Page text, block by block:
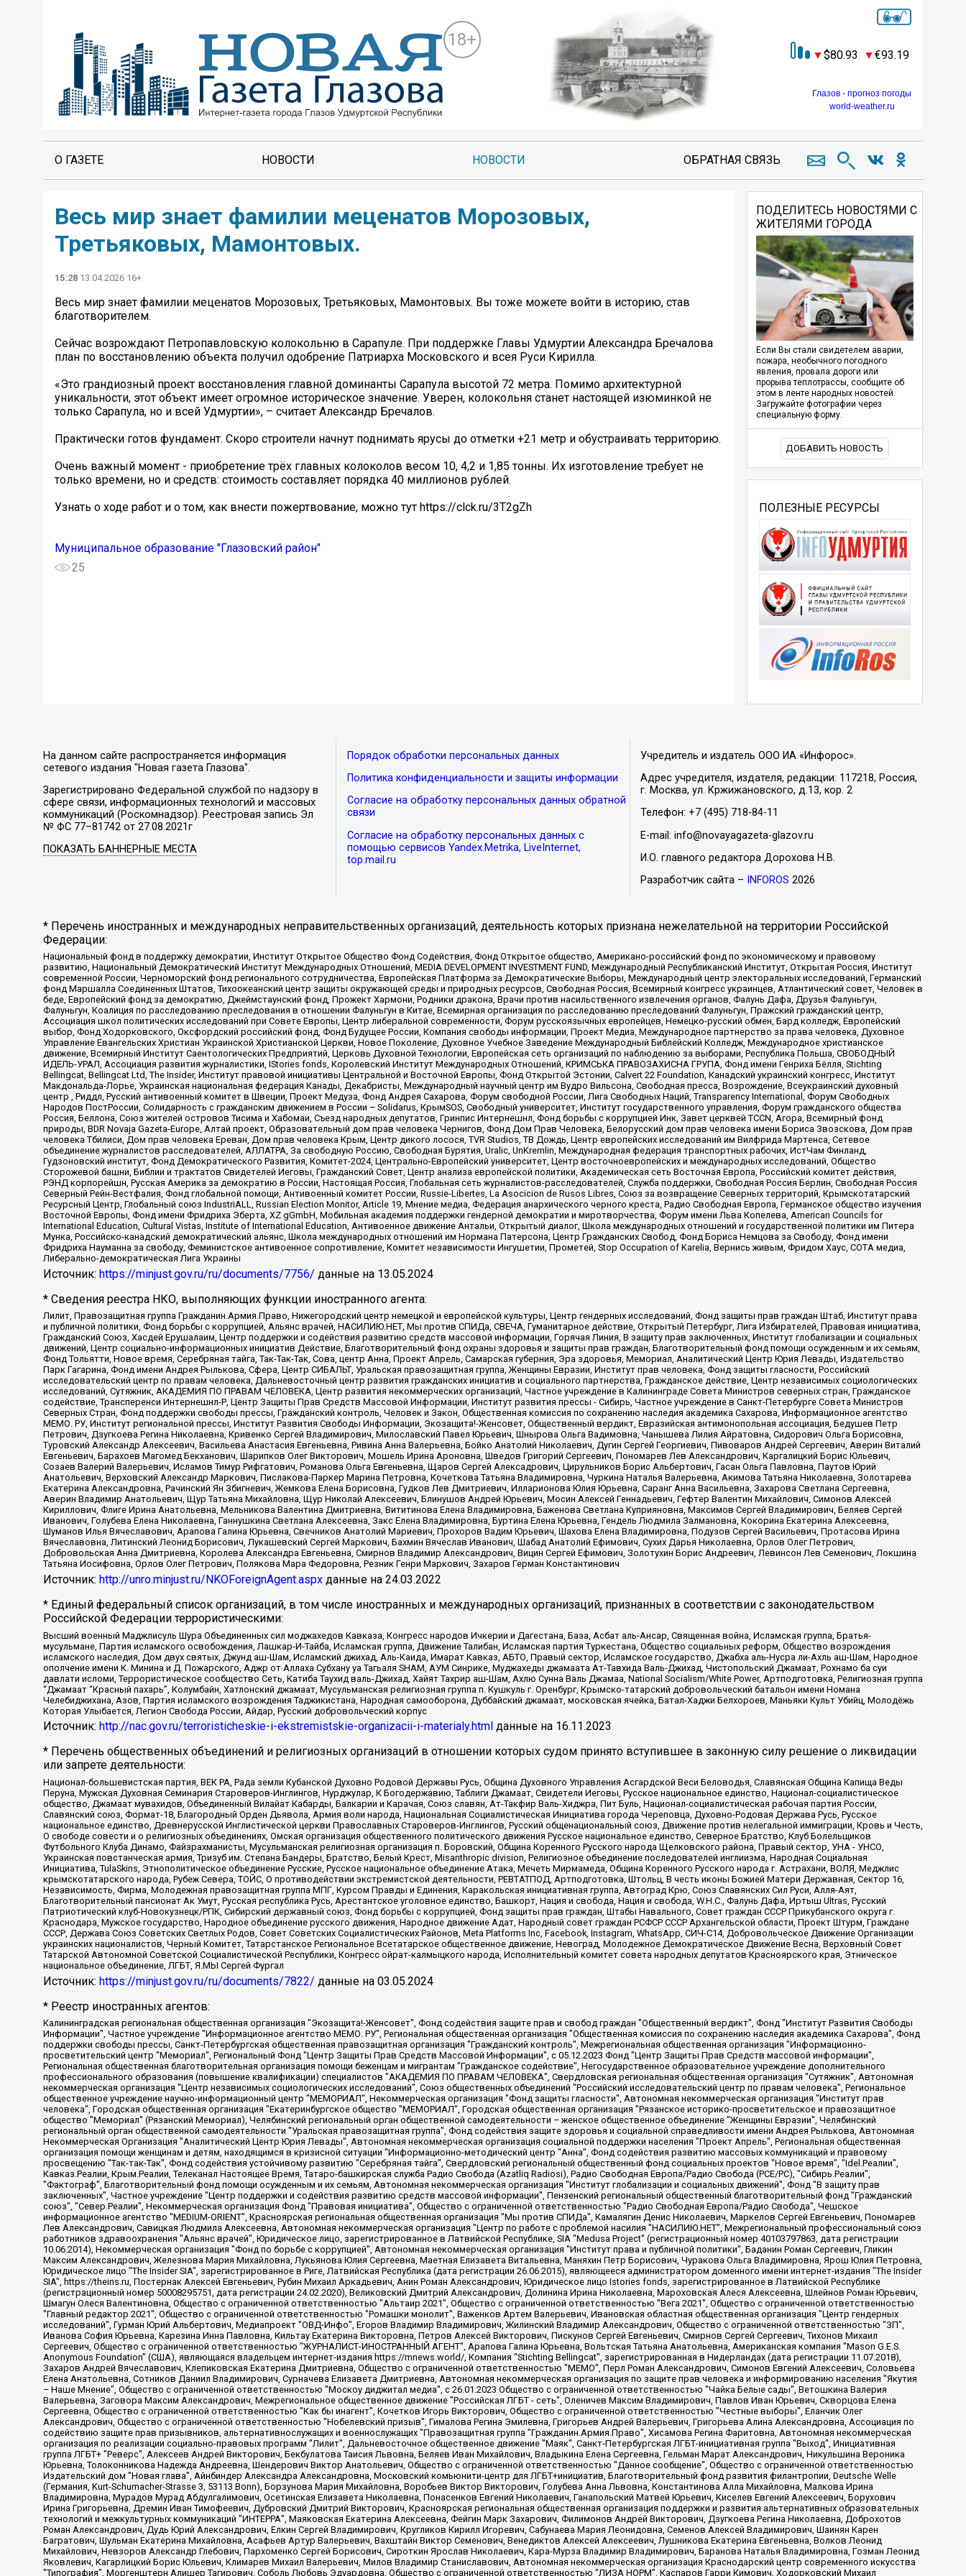
18+
80.93 93.19
Глазов - прогноз погоды
world-weather.ru
О ГАЗЕТЕ НОВОСТИ НОВОСТИ ОБРАТНАЯ СВЯЗЬ
Весь мир знает фамилии меценатов Морозовых,
Третьяковых, Мамонтовых.
15:28 13.04.2026 16+
Весь мир знает фамилии меценатов Морозовых, Третьяковых, Мамонтовых. Вы тоже можете войти в историю, став
благотворителем.
Сейчас возрождают Петропавловскую колокольню в Сарапуле. При поддержке Главы Удмуртии Александра Бречалова
план по восстановлению объекта получил одобрение Патриарха Московского и всея Руси Кирилла.
«Это грандиозный проект восстановления главной доминанты Сарапула высотой 72 метра. Помимо архитектурной
уникальности, этот объект имеет огромное историческое значение. Уверен, колокольня станет настоящей изюминкой не
только Сарапула, но и всей Удмуртии», – считает Александр Бречалов.
Практически готов фундамент. Скоро строители начнут поднимать ярусы до отметки +21 метр и обустраивать территорию.
Очень важный момент - приобретение трёх главных колоколов весом 10, 4,2 и 1,85 тонны. Их изготовление требует не
только времени, но и средств: стоимость составляет порядка 40 миллионов рублей.
Узнать о ходе работ и о том, как внести пожертвование, можно тут https://clck.ru/3T2gZh
Муниципальное образование "Глазовский район"
25
ПОДЕЛИТЕСЬ НОВОСТЯМИ С
ЖИТЕЛЯМИ ГОРОДА
Если Вы стали свидетелем аварии,
пожара, необычного погодного
явления, провала дороги или
прорыва теплотрассы, сообщите об
этом в ленте народных новостей.
Загружайте фотографии через
специальную форму.
ДОБАВИТЬ НОВОСТЬ
ПОЛЕЗНЫЕ РЕСУРСЫ
На данном сайте распространяется информация
сетевого издания "Новая газета Глазова".
Зарегистрировано Федеральной службой по надзору в
сфере связи, информационных технологий и массовых
коммуникаций (Роскомнадзор). Реестровая запись Эл
№ ФС 77–81742 от 27.08.2021г
ПОКАЗАТЬ БАННЕРНЫЕ МЕСТА
Порядок обработки персональных данных
Политика конфиденциальности и защиты информации
Согласие на обработку персональных данных обратной
связи
Согласие на обработку персональных данных с
помощью сервисов Yandex.Metrika, LiveInternet,
top.mail.ru
Учредитель и издатель ООО ИА «Инфорос».
Адрес учредителя, издателя, редакции: 117218, Россия,
г. Москва, ул. Кржижановского, д.13, кор. 2
Телефон: +7 (495) 718-84-11
E-mail: info@novayagazeta-glazov.ru
И.О. главного редактора Дорохова Н.В.
Разработчик сайта – INFOROS 2026
* Перечень иностранных и международных неправительственных организаций, деятельность которых признана нежелательной на территории Российской
Федерации:
Национальный фонд в поддержку демократии, Институт Открытое Общество Фонд Содействия, Фонд Открытое общество, Американо-российский фонд по экономическому и правовому
развитию, Национальный Демократический Институт Международных Отношений, MEDIA DEVELOPMENT INVESTMENT FUND, Международный Республиканский Институт, Открытая Россия, Институт
современной России, Черноморский фонд регионального сотрудничества, Европейская Платформа за Демократические Выборы, Международный центр электоральных исследований, Германский
фонд Маршалла Соединенных Штатов, Тихоокеанский центр защиты окружающей среды и природных ресурсов, Свободная Россия, Всемирный конгресс украинцев, Атлантический совет, Человек в
беде, Европейский фонд за демократию, Джеймстаунский фонд, Прожект Хармони, Родники дракона, Врачи против насильственного извлечения органов, Фалунь Дафа, Друзья Фалуньгун,
Фалуньгун, Коалиция по расследованию преследования в отношении Фалуньгун в Китае, Всемирная организация по расследованию преследований Фалуньгун, Пражский гражданский центр,
Ассоциация школ политических исследований при Совете Европы, Центр либеральной современности, Форум русскоязычных европейцев, Немецко-русский обмен, Бард колледж, Европейский
выбор, Фонд Ходорковского, Оксфордский российский фонд, Фонд Будущее России, Компания свободы информации, Проект Медиа, Международное партнерство за права человека, Духовное
Управление Евангельских Христиан Украинской Христианской Церкви, Новое Поколение, Духовное Учебное Заведение Международный Библейский Колледж, Международное христианское
движение, Всемирный Институт Саентологических Предприятий, Церковь Духовной Технологии, Европейская сеть организаций по наблюдению за выборами, Республика Польша, СВОБОДНЫЙ
ИДЕЛЬ-УРАЛ, Ассоциация развития журналистики, IStories fonds, Королевский Институт Международных Отношений, КРИМСЬКА ПРАВОЗАХИСНА ГРУПА, Фонд имени Генриха Бёлля, Stichting
Bellingcat, Bellingcat Ltd, The Insider, Институт правовой инициативы Центральной и Восточной Европы, Фонд Открытой Эстонии, Calvert 22 Foundation, Канадский украинский конгресс, Институт
Макдональда-Лорье, Украинская национальная федерация Канады, Декабристы, Международный научный центр им Вудро Вильсона, Свободная пресса, Возрождение, Всеукраинский духовный
центр , Риддл, Русский антивоенный комитет в Швеции, Проект Медуза, Фонд Андрея Сахарова, Форум свободной России, Лига Свободных Наций, Transparеncy International, Форум Свободных
Народов ПостРоссии, Солидарность с гражданским движением в России – Solidarus, КрымSOS, Свободный университет, Институт государственного управления, Форум гражданского общества
Россия, Беллона, Союз жителей островов Тисима и Хабомаи, Съезд народных депутатов, Гринпис Интернешнл, Фонд борьбы с коррупцией Инк, Завет церквей TCCN, Агора, Всемирный фонд
природы, BDR Novaja Gazeta-Europe, Алтай проект, Образовательный дом прав человека Чернигов, Фонд Дом Прав Человека, Белорусский дом прав человека имени Бориса Звозскова, Дом прав
человека Тбилиси, Дом прав человека Ереван, Дом прав человека Крым, Центр дикого лосося, TVR Studios, ТВ Дождь, Центр европейских исследований им Вилфрида Мартенса, Сетевое
объединение журналистов расследователей, АЛЛАТРА, За свободную Россию, Свободная Бурятия, Uralic, UnKremlin, Международная федерация транспортных рабочих, ИстЧам Финланд,
Гудзоновский институт, Фонд Демократического Развития, Комитет-2024, Центрально-Европейский университет, Центр восточноевропейских и международных исследований, Общество
Сторожевой башни, Библии и трактатов Свидетелей Иеговы, Гражданский Совет, Центр анализа европейской политики, Академическая сеть Восточная Европа, Российский комитет действия,
РЭНД корпорейшн, Русская Америка за демократию в России, Настоящая Россия, Глобальная сеть журналистов-расследователей, Служба поддержки, Свободная Россия Берлин, Свободная Россия
Северный Рейн-Вестфалия, Фонд глобальной помощи, Антивоенный комитет России, Russie-Libertes, La Asocicion de Rusos Libres, Союз за возвращение Северных территорий, Крымскотатарский
Ресурсный Центр, Глобальный союз IndustriALL, Russian Election Monitor, Article 19, Мнение медиа, Федерация анархического черного креста, Радио Свободная Европа, Германское общество изучения
Восточной Европы, Фонд имени Фридриха Эберта, XZ gGmbH, Мобильная академия поддержки гендерной демократии и миротворчества, Форум имени Льва Копелева, American Councils for
International Education, Cultural Vistas, Institute of International Education, Антивоенное движение Антальи, Открытый диалог, Школа международных отношений и государственной политики им Питера
Мунка, Российско-канадский демократический альянс, Школа международных отношений им Нормана Патерсона, Центр Гражданских Свобод, Фонд Бориса Немцова за Свободу, Фонд имени
Фридриха Науманна за свободу, Феминистское антивоенное сопротивление, Комитет независимости Ингушетии, Прометей, Stop Occupation of Karelia, Вернись живым, Фридом Хаус, СОТА медиа,
Либерально-демократическая Лига Украины
Источник: https://minjust.gov.ru/ru/documents/7756/ данные на 13.05.2024
* Сведения реестра НКО, выполняющих функции иностранного агента:
Лилит, Правозащитная группа Гражданин.Армия.Право, Нижегородский центр немецкой и европейской культуры, Центр гендерных исследований, Фонд защиты прав граждан Штаб, Институт права
и публичной политики, Фонд борьбы с коррупцией, Альянс врачей, НАСИЛИЮ.НЕТ, Мы против СПИДа, СВЕЧА, Гуманитарное действие, Открытый Петербург, Лига Избирателей, Правовая инициатива,
Гражданский Союз, Хасдей Ерушалаим, Центр поддержки и содействия развитию средств массовой информации, Горячая Линия, В защиту прав заключенных, Институт глобализации и социальных
движений, Центр социально-информационных инициатив Действие, Благотворительный фонд охраны здоровья и защиты прав граждан, Благотворительный фонд помощи осужденным и их семьям,
Фонд Тольятти, Новое время, Серебряная тайга, Так-Так-Так, Сова, центр Анна, Проект Апрель, Самарская губерния, Эра здоровья, Мемориал, Аналитический Центр Юрия Левады, Издательство
Парк Гагарина, Фонд имени Андрея Рылькова, Сфера, Центр СИБАЛЬТ, Уральская правозащитная группа, Женщины Евразии, Институт прав человека, Фонд защиты гласности, Российский
исследовательский центр по правам человека, Дальневосточный центр развития гражданских инициатив и социального партнерства, Гражданское действие, Центр независимых социологических
исследований, Сутяжник, АКАДЕМИЯ ПО ПРАВАМ ЧЕЛОВЕКА, Центр развития некоммерческих организаций, Частное учреждение в Калининграде Совета Министров северных стран, Гражданское
содействие, Трансперенси Интернешнл-Р, Центр Защиты Прав Средств Массовой Информации, Институт развития прессы - Сибирь, Частное учреждение в Санкт-Петербурге Совета Министров
Северных Стран, Фонд поддержки свободы прессы, Гражданский контроль, Человек и Закон, Общественная комиссия по сохранению наследия академика Сахарова, Информационное агентство
МЕМО. РУ, Институт региональной прессы, Институт Развития Свободы Информации, Экозащита!-Женсовет, Общественный вердикт, Евразийская антимонопольная ассоциация, Бедушев Петр
Петрович, Дзугкоева Регина Николаевна, Кривенко Сергей Владимирович, Милославский Павел Юрьевич, Шнырова Ольга Вадимовна, Чанышева Лилия Айратовна, Сидорович Ольга Борисовна,
Туровский Александр Алексеевич, Васильева Анастасия Евгеньевна, Ривина Анна Валерьевна, Бойко Анатолий Николаевич, Дугин Сергей Георгиевич, Пивоваров Андрей Сергеевич, Аверин Виталий
Евгеньевич, Барахоев Магомед Бекханович, Шарипков Олег Викторович, Мошель Ирина Ароновна, Шведов Григорий Сергеевич, Пономарев Лев Александрович, Каргалицкий Борис Юльевич,
Созаев Валерий Валерьевич, Исламов Тимур Рифгатович, Романова Ольга Евгеньевна, Щаров Сергей Алексадрович, Цирульников Борис Альбертович, Гасан Ольга Павловна, Паутов Юрий
Анатольевич, Верховский Александр Маркович, Пислакова-Паркер Марина Петровна, Кочеткова Татьяна Владимировна, Чуркина Наталья Валерьевна, Акимова Татьяна Николаевна, Золотарева
Екатерина Александровна, Рачинский Ян Збигневич, Жемкова Елена Борисовна, Гудков Лев Дмитриевич, Илларионова Юлия Юрьевна, Саранг Анна Васильевна, Захарова Светлана Сергеевна,
Аверин Владимир Анатольевич, Щур Татьяна Михайловна, Щур Николай Алексеевич, Блинушов Андрей Юрьевич, Мосин Алексей Геннадьевич, Гефтер Валентин Михайлович, Симонов Алексей
Кириллович, Флиге Ирина Анатольевна, Мельникова Валентина Дмитриевна, Вититинова Елена Владимировна, Баженова Светлана Куприяновна, Максимов Сергей Владимирович, Беляев Сергей
Иванович, Голубева Елена Николаевна, Ганнушкина Светлана Алексеевна, Закс Елена Владимировна, Буртина Елена Юрьевна, Гендель Людмила Залмановна, Кокорина Екатерина Алексеевна,
Шуманов Илья Вячеславович, Арапова Галина Юрьевна, Свечников Анатолий Мариевич, Прохоров Вадим Юрьевич, Шахова Елена Владимировна, Подузов Сергей Васильевич, Протасова Ирина
Вячеславовна, Литинский Леонид Борисович, Лукашевский Сергей Маркович, Бахмин Вячеслав Иванович, Шабад Анатолий Ефимович, Сухих Дарья Николаевна, Орлов Олег Петрович,
Добровольская Анна Дмитриевна, Королева Александра Евгеньевна, Смирнов Владимир Александрович, Вицин Сергей Ефимович, Золотухин Борис Андреевич, Левинсон Лев Семенович, Локшина
Татьяна Иосифовна, Орлов Олег Петрович, Полякова Мара Федоровна, Резник Генри Маркович, Захаров Герман Константинович
Источник: http://unro.minjust.ru/NKOForeignAgent.aspx данные на 24.03.2022
* Единый федеральный список организаций, в том числе иностранных и международных организаций, признанных в соответствии с законодательством
Российской Федерации террористическими:
Высший военный Маджлисуль Шура Объединенных сил моджахедов Кавказа, Конгресс народов Ичкерии и Дагестана, База, Асбат аль-Ансар, Священная война, Исламская группа, Братья-
мусульмане, Партия исламского освобождения, Лашкар-И-Тайба, Исламская группа, Движение Талибан, Исламская партия Туркестана, Общество социальных реформ, Общество возрождения
исламского наследия, Дом двух святых, Джунд аш-Шам, Исламский джихад, Аль-Каида, Имарат Кавказ, АБТО, Правый сектор, Исламское государство, Джабха аль-Нусра ли-Ахль аш-Шам, Народное
ополчение имени К. Минина и Д. Пожарского, Аджр от Аллаха Субхану уа Тагьаля SHAM, АУМ Синрике, Муджахеды джамаата Ат-Тавхида Валь-Джихад, Чистопольский Джамаат, Рохнамо ба суи
давлати исломи, Террористическое сообщество Сеть, Катиба Таухид валь-Джихад, Хайят Тахрир аш-Шам, Ахлю Сунна Валь Джамаа, National Socialism/White Power, Артподготовка, Религиозная группа
“Джамаат “Красный пахарь”, Колумбайн, Хатлонский джамаат, Мусульманская религиозная группа п. Кушкуль г. Оренбург, Крымско-татарский добровольческий батальон имени Номана
Челебиджихана, Азов, Партия исламского возрождения Таджикистана, Народная самооборона, Дуббайский джамаат, московская ячейка, Батал-Хаджи Белхороев, Маньяки Культ Убийц, Молодёжь
Которая Улыбается, Легион Свобода России, Айдар, Русский добровольческий корпус
Источник: http://nac.gov.ru/terroristicheskie-i-ekstremistskie-organizacii-i-materialy.html данные на 16.11.2023
* Перечень общественных объединений и религиозных организаций в отношении которых судом принято вступившее в законную силу решение о ликвидации
или запрете деятельности:
Национал-большевистская партия, ВЕК РА, Рада земли Кубанской Духовно Родовой Державы Русь, Община Духовного Управления Асгардской Веси Беловодья, Славянская Община Капища Веды
Перуна, Мужская Духовная Семинария Староверов-Инглингов, Нурджулар, К Богодержавию, Таблиги Джамаат, Свидетели Иеговы, Русское национальное единство, Национал-социалистическое
общество, Джамаат мувахидов, Объединенный Вилайат Кабарды, Балкарии и Карачая, Союз славян, Ат-Такфир Валь-Хиджра, Пит Буль, Национал-социалистическая рабочая партия России,
Славянский союз, Формат-18, Благородный Орден Дьявола, Армия воли народа, Национальная Социалистическая Инициатива города Череповца, Духовно-Родовая Держава Русь, Русское
национальное единство, Древнерусской Инглистической церкви Православных Староверов-Инглингов, Русский общенациональный союз, Движение против нелегальной иммиграции, Кровь и Честь,
О свободе совести и о религиозных объединениях, Омская организация общественного политического движения Русское национальное единство, Северное Братство, Клуб Болельщиков
Футбольного Клуба Динамо, Файзрахманисты, Мусульманская религиозная организация п. Боровский, Община Коренного Русского народа Щелковского района, Правый сектор, УНА - УНСО,
Украинская повстанческая армия, Тризуб им. Степана Бандеры, Братство, Белый Крест, Misanthropic division, Религиозное объединение последователей инглиизма, Народная Социальная
Инициатива, TulaSkins, Этнополитическое объединение Русские, Русское национальное объединение Атака, Мечеть Мирмамеда, Община Коренного Русского народа г. Астрахани, ВОЛЯ, Меджлис
крымскотатарского народа, Рубеж Севера, ТОЙС, О противодействии экстремистской деятельности, РЕВТАТПОД, Артподготовка, Штольц, В честь иконы Божией Матери Державная, Сектор 16,
Независимость, Фирма, Молодежная правозащитная группа МПГ, Курсом Правды и Единения, Каракольская инициативная группа, Автоград Крю, Союз Славянских Сил Руси, Алля-Аят,
Благотворительный пансионат Ак Умут, Русская республика Русь, Арестантское уголовное единство, Башкорт, Нация и свобода, Нация и свобода, W.H.С., Фалунь Дафа, Иртыш Ultras, Русский
Патриотический клуб-Новокузнецк/РПК, Сибирский державный союз, Фонд борьбы с коррупцией, Фонд защиты прав граждан, Штабы Навального, Совет граждан СССР Прикубанского округа г.
Краснодара, Мужское государство, Народное объединение русского движения, Народное движение Адат, Народный совет граждан РСФСР СССР Архангельской области, Проект Штурм, Граждане
СССР, Держава Союз Советских Светлых Родов, Совет Советских Социалистических Районов, Meta Platforms Inc, Facebook, Instagram, WhatsApp, СИЧ-С14, Добровольческое Движение Организации
украинских националистов, Черный Комитет, Татарстанское Региональное Всетатарское общественное движение, Невоград, Молодежное Демократическое Движение Весна, Верховный Совет
Татарской Автономной Советской Социалистической Республики, Конгресс ойрат-калмыцкого народа, Исполнительный комитет совета народных депутатов Красноярского края, Этническое
национальное объединение, ЛГБТ, Я.МЫ Сергей Фургал
Источник: https://minjust.gov.ru/ru/documents/7822/ данные на 03.05.2024
* Реестр иностранных агентов:
Калининградская региональная общественная организация "Экозащита!-Женсовет", Фонд содействия защите прав и свобод граждан "Общественный вердикт", Фонд "Институт Развития Свободы Информации", Частное учреждение "Информационное агентство МЕМО. РУ", Региональная общественная организация "Общественная комиссия по сохранению наследия академика Сахарова", Фонд поддержки свободы прессы, Санкт-Петербургская общественная правозащитная организация "Гражданский контроль", Межрегиональная общественная организация "Информационно-просветительский центр "Мемориал", Региональный Фонд "Центр Защиты Прав Средств Массовой Информации", с 05.12.2023 Фонд "Центр Защиты Прав Средств массовой информации", Региональная общественная благотворительная организация помощи беженцам и мигрантам "Гражданское содействие", Негосударственное образовательное учреждение дополнительного профессионального образования (повышение квалификации) специалистов "АКАДЕМИЯ ПО ПРАВАМ ЧЕЛОВЕКА", Свердловская региональная общественная организация "Сутяжник", Автономная некоммерческая организация "Центр независимых социологических исследований", Союз общественных объединений "Российский исследовательский центр по правам человека", Региональное общественное учреждение научно-информационный центр "МЕМОРИАЛ", Некоммерческая организация "Фонд защиты гласности", Автономная некоммерческая организация "Институт прав человека", Городская общественная организация "Екатеринбургское общество "МЕМОРИАЛ", Городская общественная организация "Рязанское историко-просветительское и правозащитное общество "Мемориал" (Рязанский Мемориал), Челябинский региональный орган общественной самодеятельности – женское общественное объединение "Женщины Евразии", Челябинский региональный орган общественной самодеятельности "Уральская правозащитная группа", Фонд содействия защите здоровья и социальной справедливости имени Андрея Рылькова, Автономная Некоммерческая Организация "Аналитический Центр Юрия Левады", Автономная некоммерческая организация социальной поддержки населения "Проект Апрель", Региональная общественная организация помощи женщинам и детям, находящимся в кризисной ситуации "Информационно-методический центр "Анна", Фонд содействия развитию массовых коммуникаций и правовому просвещению "Так-так-Так", Фонд содействия устойчивому развитию "Серебряная тайга", Свердловский региональный общественный фонд социальных проектов "Новое время", "Idel.Реалии", Кавказ.Реалии, Крым.Реалии, Телеканал Настоящее Время, Татаро-башкирская служба Радио Свобода (Azatliq Radiosi), Радио Свободная Европа/Радио Свобода (PCE/PC), "Сибирь.Реалии", "Фактограф", Благотворительный фонд помощи осужденным и их семьям, Автономная некоммерческая организация "Институт глобализации и социальных движений", Фонд "В защиту прав заключенных", Частное учреждение "Центр поддержки и содействия развитию средств массовой информации", Пензенский региональный общественный благотворительный фонд "Гражданский союз", "Север.Реалии", Некоммерческая организация Фонд "Правовая инициатива", Общество с ограниченной ответственностью "Радио Свободная Европа/Радио Свобода", Чешское информационное агентство "MEDIUM-ORIENT", Красноярская региональная общественная организация "Мы против СПИДа", Камалягин Денис Николаевич, Маркелов Сергей Евгеньевич, Пономарев Лев Александрович, Савицкая Людмила Алексеевна, Автономная некоммерческая организация "Центр по работе с проблемой насилия "НАСИЛИЮ.НЕТ", Межрегиональный профессиональный союз работников здравоохранения "Альянс врачей", Юридическое лицо, зарегистрированное в Латвийской Республике, SIA "Medusa Project" (регистрационный номер 40103797863, дата регистрации 10.06.2014), Некоммерческая организация "Фонд по борьбе с коррупцией", Автономная некоммерческая организация "Институт права и публичной политики", Баданин Роман Сергеевич, Гликин Максим Александрович, Железнова Мария Михайловна, Лукьянова Юлия Сергеевна, Маетная Елизавета Витальевна, Маняхин Петр Борисович, Чуракова Ольга Владимировна, Ярош Юлия Петровна, Юридическое лицо "The Insider SIA", зарегистрированное в Риге, Латвийская Республика (дата регистрации 26.06.2015), являющееся администратором доменного имени интернет-издания "The Insider SIA", https://theins.ru, Постернак Алексей Евгеньевич, Рубин Михаил Аркадьевич, Анин Роман Александрович, Юридическое лицо Istories fonds, зарегистрированное в Латвийской Республике (регистрационный номер 50008295751, дата регистрации 24.02.2020), Великовский Дмитрий Александрович, Долинина Ирина Николаевна, Мароховская Алеся Алексеевна, Шлейнов Роман Юрьевич, Шмагун Олеся Валентиновна, Общество с ограниченной ответственностью "Альтаир 2021", Общество с ограниченной ответственностью "Вега 2021", Общество с ограниченной ответственностью "Главный редактор 2021", Общество с ограниченной ответственностью "Ромашки монолит", Важенков Артем Валерьевич, Ивановская областная общественная организация "Центр гендерных исследований", Гурман Юрий Альбертович, Медиапроект "ОВД-Инфо", Егоров Владимир Владимирович, Жилинский Владимир Александрович, Общество с ограниченной ответственностью "ЗП", Иванова София Юрьевна, Карезина Инна Павловна, Кильтау Екатерина Викторовна, Петров Алексей Викторович, Пискунов Сергей Евгеньевич, Смирнов Сергей Сергеевич, Тихонов Михаил Сергеевич, Общество с ограниченной ответственностью "ЖУРНАЛИСТ-ИНОСТРАННЫЙ АГЕНТ", Арапова Галина Юрьевна, Вольтская Татьяна Анатольевна, Американская компания "Mason G.E.S. Anonymous Foundation" (США), являющаяся владельцем интернет-издания https://mnews.world/, Компания "Stichting Bellingcat", зарегистрированная в Нидерландах (дата регистрации 11.07.2018), Захаров Андрей Вячеславович, Клепиковская Екатерина Дмитриевна, Общество с ограниченной ответственностью "МЕМО", Перл Роман Александрович, Симонов Евгений Алексеевич, Соловьева Елена Анатольевна, Сотников Даниил Владимирович, Сурначева Елизавета Дмитриевна, Автономная некоммерческая организация по защите прав человека и информированию населения "Якутия – Наше Мнение", Общество с ограниченной ответственностью "Москоу диджитал медиа", с 26.01.2023 Общество с ограниченной ответственностью "Чайка Белые сады", Ветошкина Валерия Валерьевна, Заговора Максим Александрович, Межрегиональное общественное движение "Российская ЛГБТ - сеть", Оленичев Максим Владимирович, Павлов Иван Юрьевич, Скворцова Елена Сергеевна, Общество с ограниченной ответственностью "Как бы инагент", Кочетков Игорь Викторович, Общество с ограниченной ответственностью "Честные выборы", Еланчик Олег Александрович, Общество с ограниченной ответственностью "Нобелевский призыв", Гималова Регина Эмилевна, Григорьев Андрей Валерьевич, Григорьева Алина Александровна, Ассоциация по содействию защите прав призывников, альтернативнослужащих и военнослужащих "Правозащитная группа "Гражданин.Армия.Право", Хисамова Регина Фаритовна, Автономная некоммерческая организация по реализации социально-правовых программ "Лилит", Дальневосточное общественное движение "Маяк", Санкт-Петербургская ЛГБТ-инициативная группа "Выход", Инициативная группа ЛГБТ+ "Реверс", Алексеев Андрей Викторович, Бекбулатова Таисия Львовна, Беляев Иван Михайлович, Владыкина Елена Сергеевна, Гельман Марат Александрович, Никульшина Вероника Юрьевна, Толоконникова Надежда Андреевна, Шендерович Виктор Анатольевич, Общество с ограниченной ответственностью "Данное сообщение", Общество с ограниченной ответственностью Издательский дом "Новая глава", Айнбиндер Александра Александровна, Московский комьюнити-центр для ЛГБТ+инициатив, Благотворительный фонд развития филантропии, Deutsche Welle (Германия, Kurt-Schumacher-Strasse 3, 53113 Bonn), Борзунова Мария Михайловна, Воробьев Виктор Викторович, Голубева Анна Львовна, Константинова Алла Михайловна, Малкова Ирина Владимировна, Мурадов Мурад Абдулгалимович, Осетинская Елизавета Николаевна, Понасенков Евгений Николаевич, Ганапольский Матвей Юрьевич, Киселев Евгений Алексеевич, Борухович Ирина Григорьевна, Дремин Иван Тимофеевич, Дубровский Дмитрий Викторович, Красноярская региональная общественная организация поддержки и развития альтернативных образовательных технологий и межкультурных коммуникаций "ИНТЕРРА", Маяковская Екатерина Алексеевна, Фейгин Марк Захарович, Филимонов Андрей Викторович, Дзугкоева Регина Николаевна, Доброхотов Роман Александрович, Дудь Юрий Александрович, Елкин Сергей Владимирович, Кругликов Кирилл Игоревич, Сабунаева Мария Леонидовна, Семенов Алексей Владимирович, Шаинян Карен Багратович, Шульман Екатерина Михайловна, Асафьев Артур Валерьевич, Вахштайн Виктор Семенович, Венедиктов Алексей Алексеевич, Лушникова Екатерина Евгеньевна, Волков Леонид Михайлович, Невзоров Александр Глебович, Пархоменко Сергей Борисович, Сироткин Ярослав Николаевич, Кара-Мурза Владимир Владимирович, Баранова Наталья Владимировна, Гозман Леонид Яковлевич, Кагарлицкий Борис Юльевич, Климарев Михаил Валерьевич, Милов Владимир Станиславович, Автономная некоммерческая организация Краснодарский центр современного искусства "Типография", Моргенштерн Алишер Тагирович, Соболь Любовь Эдуардовна, Общество с ограниченной ответственностью "ЛИЗА НОРМ", Каспаров Гарри Кимович, Ходорковский Михаил Борисович, Общество с ограниченной ответственностью "Апрельские тезисы", Данилович Ирина Брониславовна, Кашин Олег Владимирович, Петров Николай Владимирович, Пивоваров Алексей Владимирович, Соколов Михаил Владимирович, Цветкова Юлия Владимировна, Чичваркин Евгений Александрович, Комитет против пыток/Команда против пыток, Общество с ограниченной ответственностью "Первый научный", Общество с ограниченной ответственностью "Вертолет и ко", Белоцерковская Вероника Борисовна, Кац Максим Евгеньевич, Лазарева Татьяна Юрьевна, Шаведдинов Руслан Табризович, Яшин Илья Валерьевич, Общество с ограниченной ответственностью "Иноагент ААВ", Алешковский Дмитрий Петрович, Альбац Евгения Марковна, Быков Дмитрий Львович, Галямина Юлия Евгеньевна, Лойко Сергей Леонидович, Мартынов Кирилл Константинович, Медведев Сергей Александрович, Крашенинников Федор Геннадиевич, Гордеева Катерина Вл